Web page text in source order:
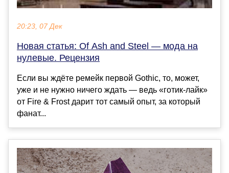
20:23, 07 Дек
Новая статья: Of Ash and Steel — мода на
нулевые. Рецензия
Если вы ждёте ремейк первой Gothic, то, может,
уже и не нужно ничего ждать — ведь «готик-лайк»
от Fire & Frost дарит тот самый опыт, за который
фанат...